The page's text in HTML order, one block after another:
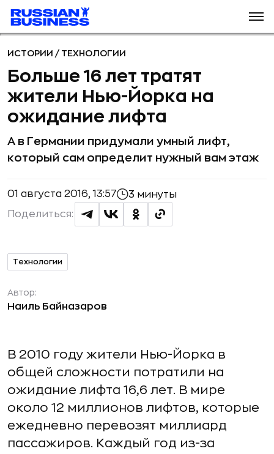
ИСТОРИИ / ТЕХНОЛОГИИ
Больше 16 лет тратят
жители Нью-Йорка на
ожидание лифта
А в Германии придумали умный лифт,
который сам определит нужный вам этаж
01 августа 2016, 13:57 3 минуты
Поделиться:
Технологии
Автор:
Наиль Байназаров
В 2010 году жители Нью-Йорка в
общей сложности потратили на
ожидание лифта 16,6 лет. В мире
около 12 миллионов лифтов, которые
ежедневно перевозят миллиард
пассажиров. Каждый год из-за